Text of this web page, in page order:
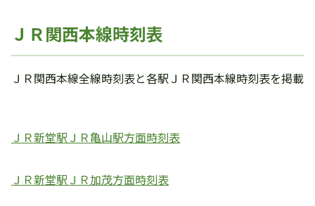
ＪＲ関西本線時刻表
ＪＲ関西本線全線時刻表と各駅ＪＲ関西本線時刻表を掲載
ＪＲ新堂駅ＪＲ亀山駅方面時刻表
ＪＲ新堂駅ＪＲ加茂方面時刻表